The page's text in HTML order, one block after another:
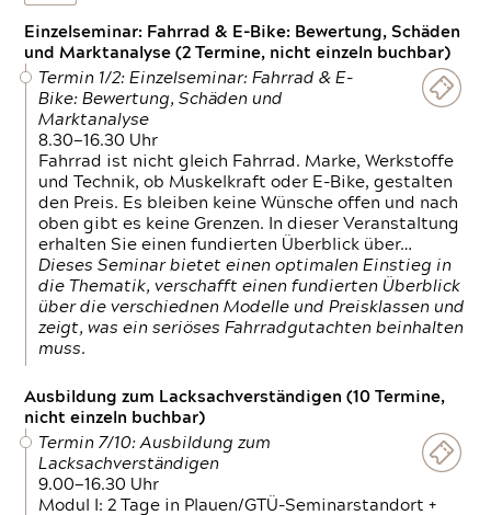
Einzelseminar: Fahrrad & E-Bike: Bewertung, Schäden
und Marktanalyse (2 Termine, nicht einzeln buchbar)
Termin 1/2: Einzelseminar: Fahrrad & E-
Bike: Bewertung, Schäden und
Marktanalyse
8.30—16.30 Uhr
Fahrrad ist nicht gleich Fahrrad. Marke, Werkstoffe
und Technik, ob Muskelkraft oder E-Bike, gestalten
den Preis. Es bleiben keine Wünsche offen und nach
oben gibt es keine Grenzen. In dieser Veranstaltung
erhalten Sie einen fundierten Überblick über…
Dieses Seminar bietet einen optimalen Einstieg in
die Thematik, verschafft einen fundierten Überblick
über die verschiednen Modelle und Preisklassen und
zeigt, was ein seriöses Fahrradgutachten beinhalten
muss.
Ausbildung zum Lacksachverständigen (10 Termine,
nicht einzeln buchbar)
Termin 7/10: Ausbildung zum
Lacksachverständigen
9.00—16.30 Uhr
Modul I: 2 Tage in Plauen/GTÜ-Seminarstandort +